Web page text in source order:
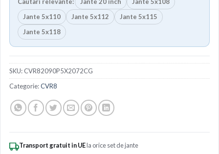
Jante 5x110
Jante 5x112
Jante 5x115
Jante 5x118
SKU:CVR82090P5X2072CG
Categorie:CVR8
Transport gratuit in UEla orice set de jante